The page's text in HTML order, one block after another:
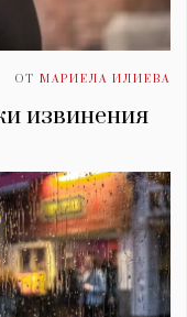
ОТ МАРИЕЛА ИЛИЕВА
извинения